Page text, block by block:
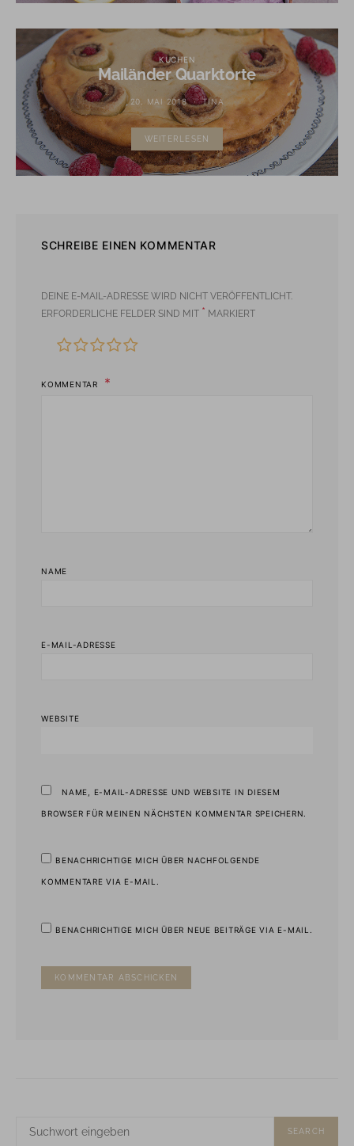
KUCHEN
Mailänder Quarktorte
20. MAI 2018 TINA
WEITERLESEN
SCHREIBE EINEN KOMMENTAR
DEINE E-MAIL-ADRESSE WIRD NICHT VERÖFFENTLICHT.
ERFORDERLICHE FELDER SIND MIT * MARKIERT
KOMMENTAR
NAME
E-MAIL-ADRESSE
WEBSITE
NAME, E-MAIL-ADRESSE UND WEBSITE IN DIESEM
BROWSER FÜR MEINEN NÄCHSTEN KOMMENTAR SPEICHERN.
BENACHRICHTIGE MICH ÜBER NACHFOLGENDE
KOMMENTARE VIA E-MAIL.
BENACHRICHTIGE MICH ÜBER NEUE BEITRÄGE VIA E-MAIL.
SUCHE
SEARCH